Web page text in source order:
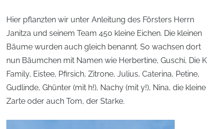
Hier pflanzten wir unter Anleitung des Försters Herrn
Janitza und seinem Team 450 kleine Eichen. Die kleinen
Bäume wurden auch gleich benannt. So wachsen dort
nun Bäumchen mit Namen wie Herbertine, Guschi, Die K
Family, Eistee, Pfirsich, Zitrone, Julius, Caterina, Petine,
Gudlinde, Ghünter (mit h!), Nachy (mit y!), Nina, die kleine
Zarte oder auch Tom, der Starke.